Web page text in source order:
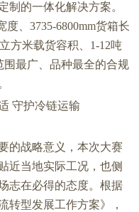
制的一体化解决方案。
度、3735-6800mm货箱长
方米载货容积、1-12吨
围最广、品种最全的合规
的战略意义，本次大赛
当地实际工况，也侧
志在必得的态度。根据
转型发展工作方案》，